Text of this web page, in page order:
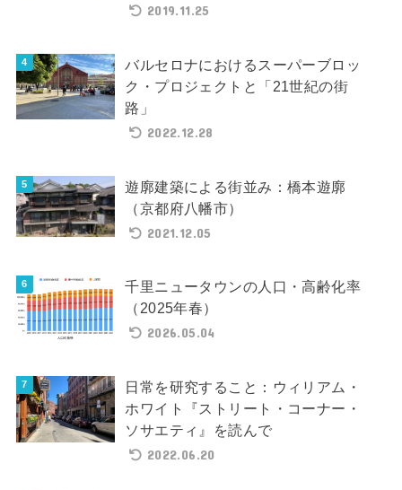
2019.11.25
バルセロナにおけるスーパーブロッ
ク・プロジェクトと「21世紀の街
路」
2022.12.28
遊廓建築による街並み：橋本遊廓
（京都府八幡市）
2021.12.05
千里ニュータウンの人口・高齢化率
（2025年春）
2026.05.04
日常を研究すること：ウィリアム・
ホワイト『ストリート・コーナー・
ソサエティ』を読んで
2022.06.20